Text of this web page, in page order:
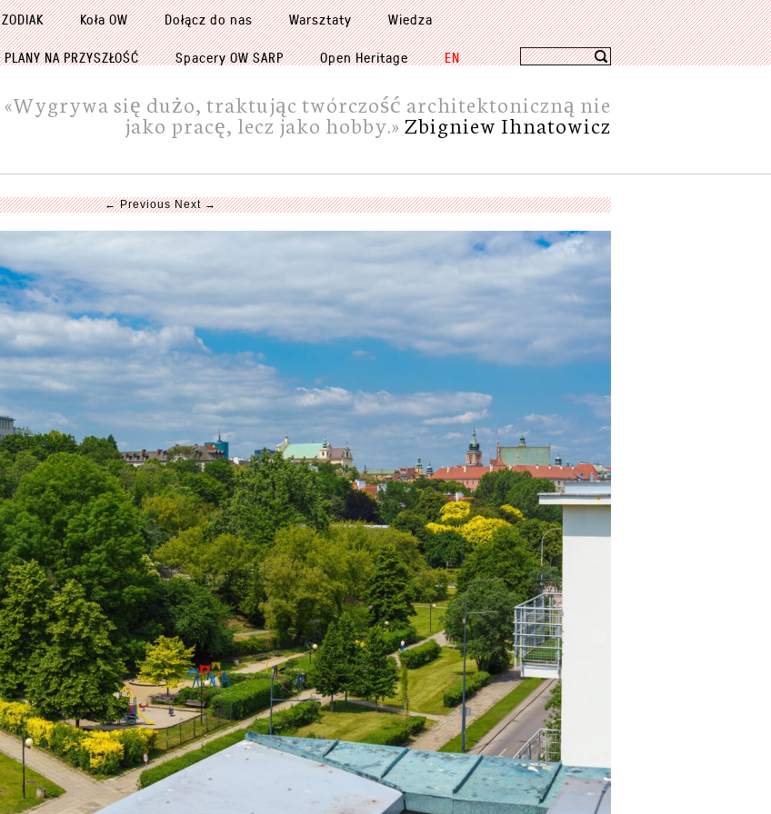
ZODIAK Koła OW Dołącz do nas Warsztaty Wiedza
PLANY NA PRZYSZŁOŚĆ Spacery OW SARP Open Heritage EN
«Wygrywa się dużo, traktując twórczość architektoniczną nie
jako pracę, lecz jako hobby.» Zbigniew Ihnatowicz
← Previous Next →